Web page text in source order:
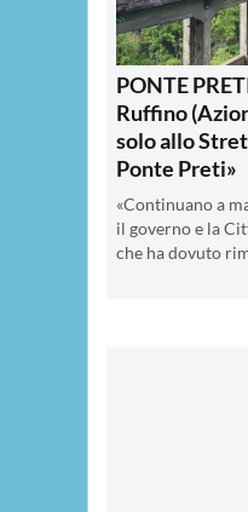
PONTE
Ruffino
solo allo
Ponte Preti»
«Continuano a
il governo e la
che ha dovuto